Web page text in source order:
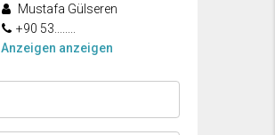
Mustafa Gülseren
+90 53........
Anzeigen anzeigen